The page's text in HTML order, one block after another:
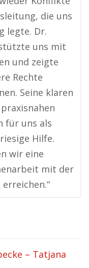
die uns
legte. Dr.
uns mit
und zeigte
Rechte
Seine klaren
für uns als
Hilfe.
wir eine
mit der
– Tatjana